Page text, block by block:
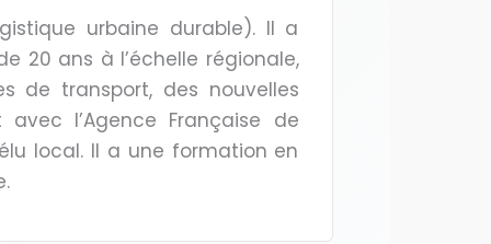
urbaine durable). Il a
20 ans à l’échelle régionale,
de transport, des nouvelles
l’Agence Française de
local. Il a une formation en